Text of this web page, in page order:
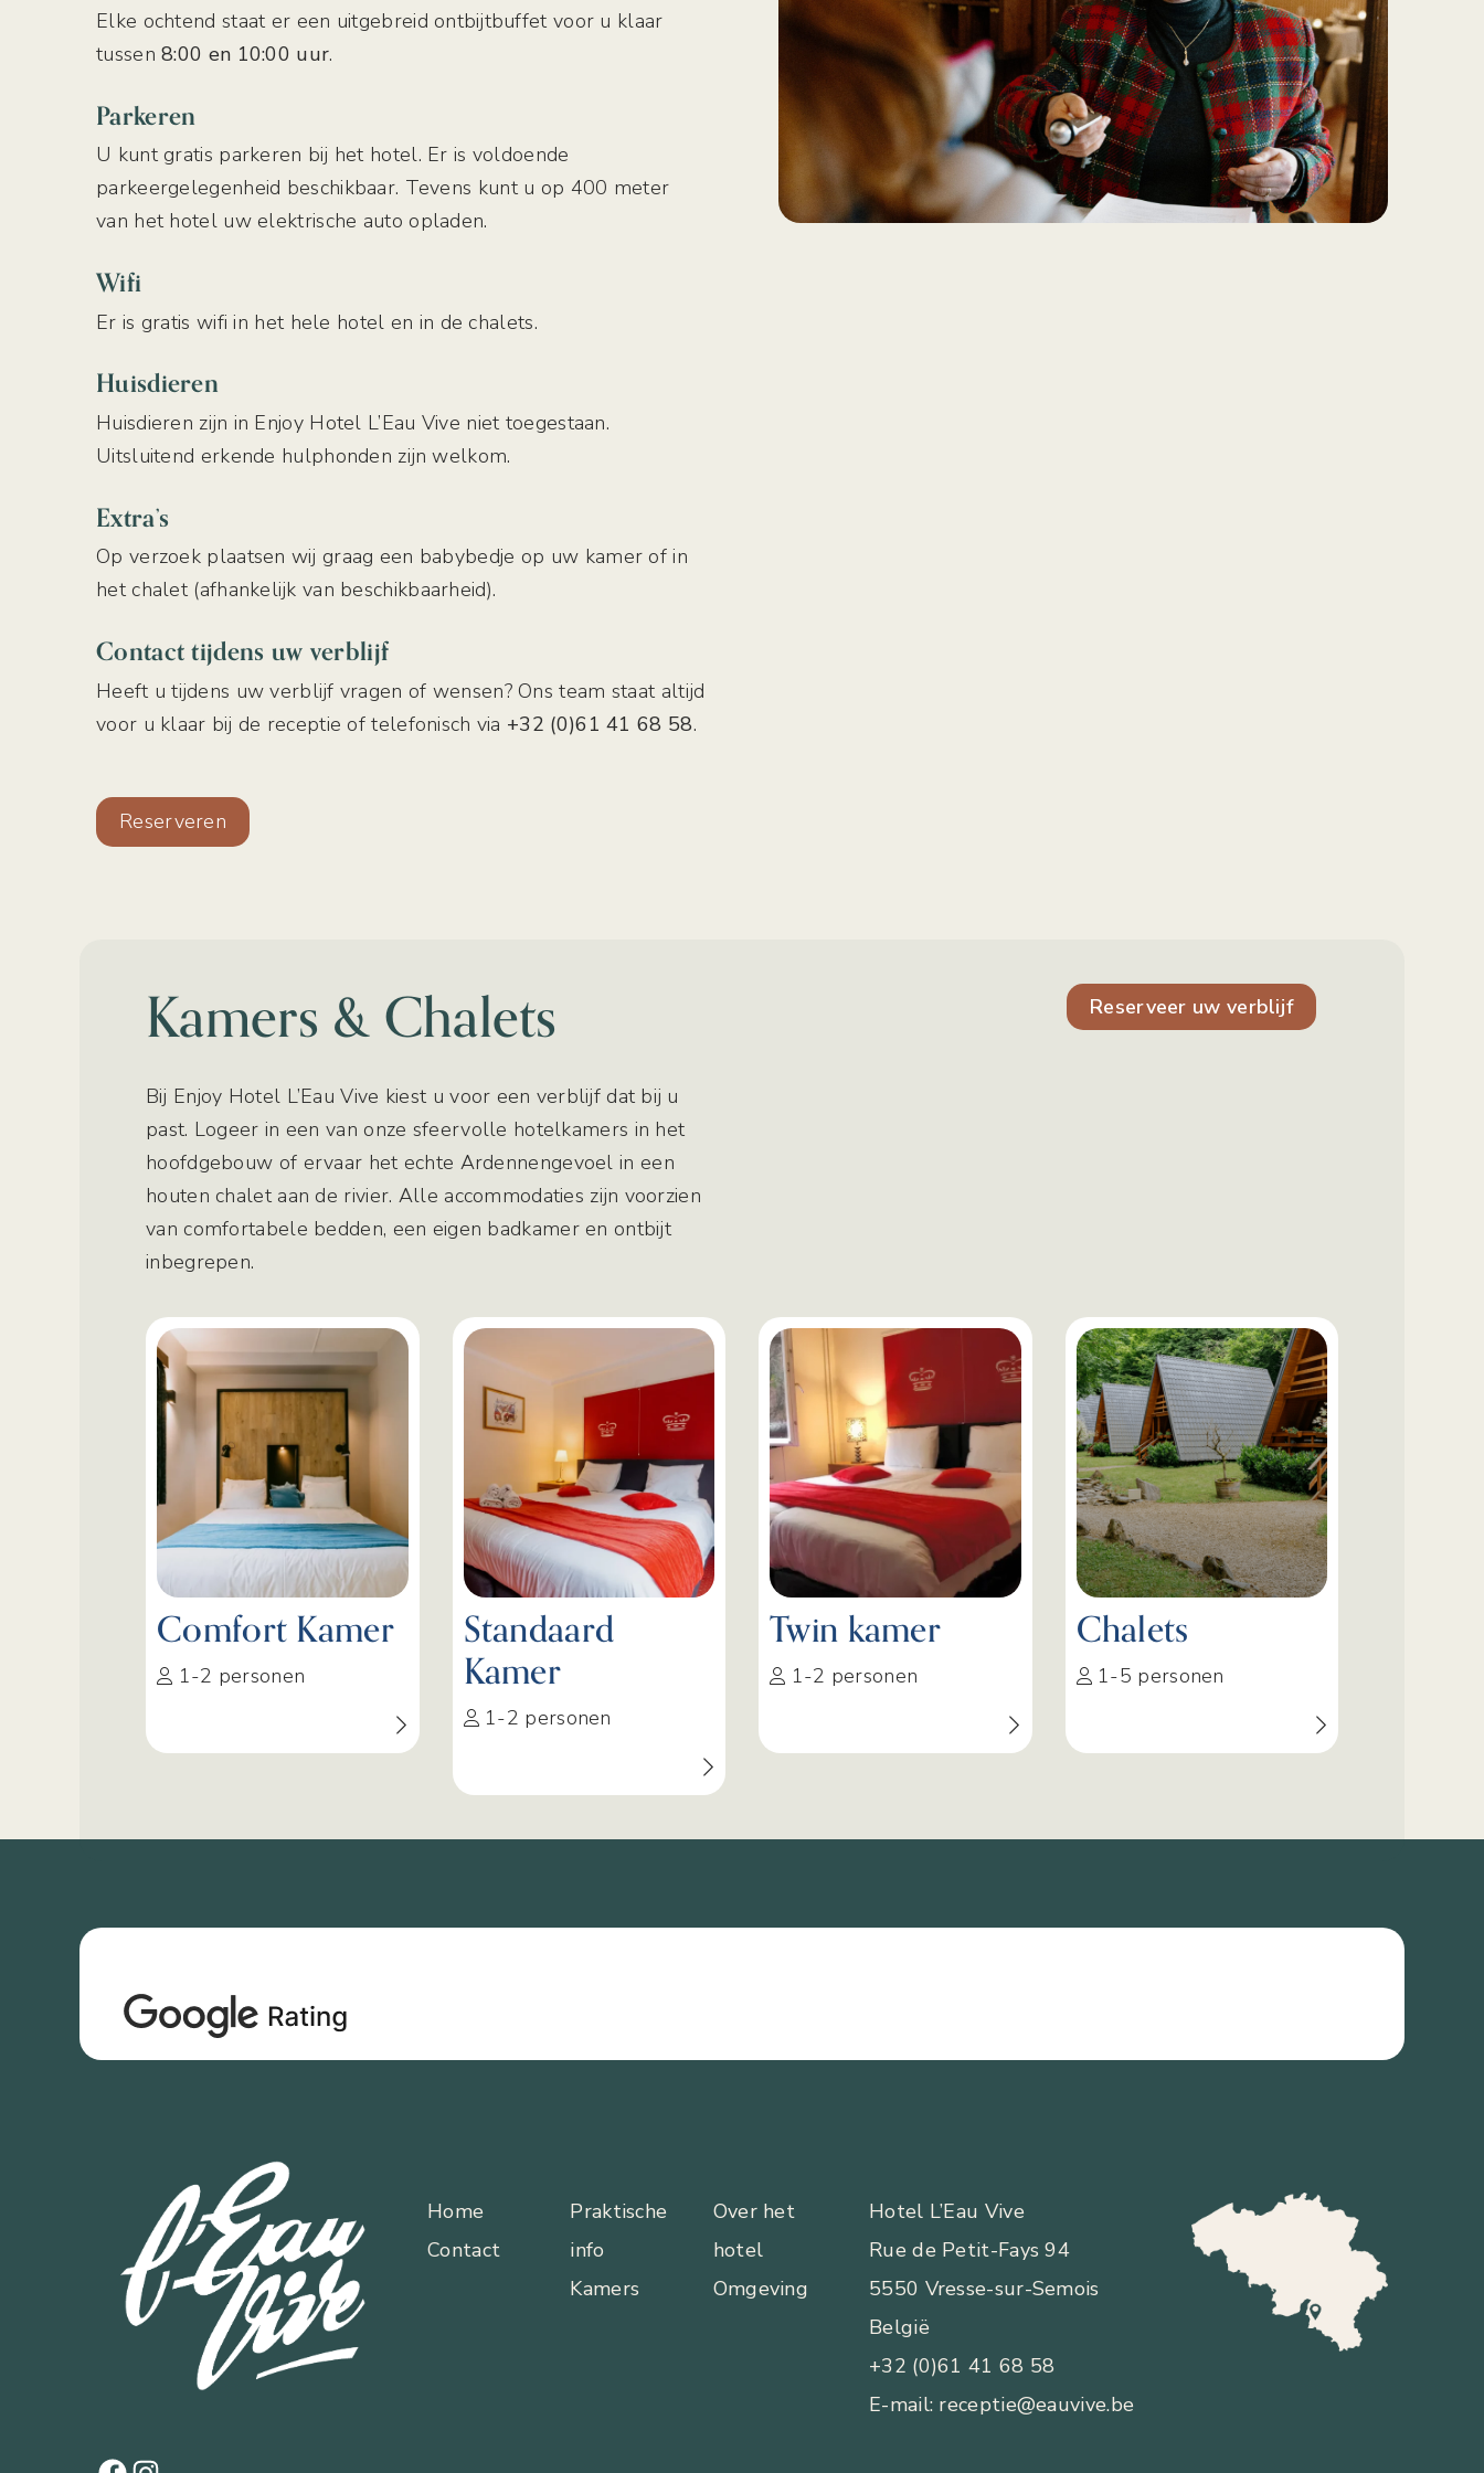
Elke ochtend staat er een uitgebreid ontbijtbuffet voor u klaar
tussen8:00 en 10:00 uur.
Parkeren
U kunt gratis parkeren bij het hotel. Er is voldoende
parkeergelegenheid beschikbaar. Tevens kunt u op 400 meter
van het hotel uw elektrische auto opladen.
Wifi
Er is gratis wifi in het hele hotel en in de chalets.
Huisdieren
Huisdieren zijn in Enjoy Hotel L’Eau Vive niet toegestaan.
Uitsluitend erkende hulphonden zijn welkom.
Extra’s
Op verzoek plaatsen wij graag een babybedje op uw kamer of in
het chalet (afhankelijk van beschikbaarheid).
Contact tijdens uw verblijf
Heeft u tijdens uw verblijf vragen of wensen? Ons team staat altijd
voor u klaar bij de receptie of telefonisch via +32 (0)61 41 68 58.
Reserveren
Kamers & Chalets
Bij Enjoy Hotel L’Eau Vive kiest u voor een verblijf dat bij u
past. Logeer in een van onze sfeervolle hotelkamers in het
hoofdgebouw of ervaar het echte Ardennengevoel in een
houten chalet aan de rivier. Alle accommodaties zijn voorzien
van comfortabele bedden, een eigen badkamer en ontbijt
inbegrepen.
Reserveer uw verblijf
Comfort Kamer
1-2 personen
Standaard
Kamer
1-2 personen
Twin kamer
1-2 personen
Chalets
1-5 personen
Home
Contact
Praktische
info
Kamers
Over het
hotel
Omgeving
Hotel L’Eau Vive
Rue de Petit-Fays 94
5550 Vresse-sur-Semois
België
+32 (0)61 41 68 58
E-mail: receptie@eauvive.be